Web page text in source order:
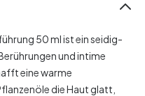
50 ml ist ein seidig-
und intime
eine warme
die Haut glatt,